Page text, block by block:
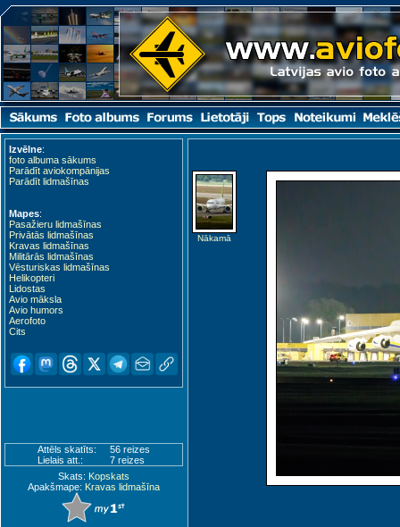
Izvēlne:
foto albuma sākums
Parādīt aviokompānijas
Parādīt lidmašīnas
Mapes:
Pasažieru lidmašīnas
Privātās lidmašīnas
Kravas lidmašīnas
Militārās lidmašīnas
Vēsturiskas lidmašīnas
Helikopteri
Lidostas
Avio māksla
Avio humors
Aerofoto
Cits
Attēls skatīts:
56 reizes
Lielais att.:
7 reizes
Skats: Kopskats
Apakšmape: Kravas lidmašīna
Nākamā